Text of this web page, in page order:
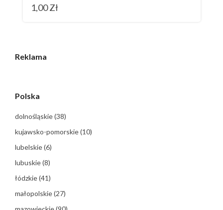
1,00Zł
Reklama
Polska
dolnośląskie(38)
kujawsko-pomorskie(10)
lubelskie(6)
lubuskie(8)
łódzkie(41)
małopolskie(27)